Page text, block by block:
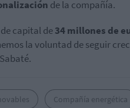
de la compañía.
de capital de34 millones de
la voluntad de seguir
Compañía energética